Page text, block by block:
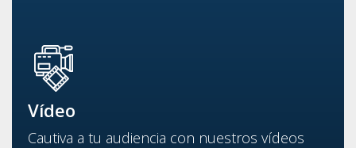
Vídeo
Cautiva a tu audiencia con nuestros vídeos